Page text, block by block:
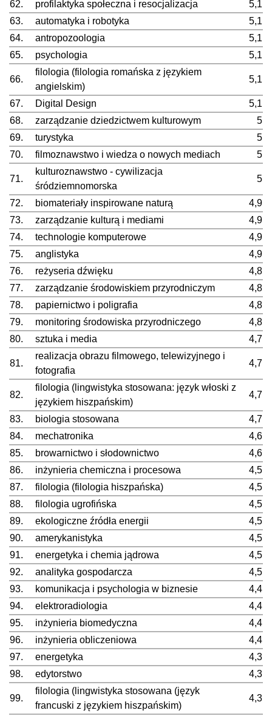
62.
profilaktyka społeczna i resocjalizacja
5,1
63.
automatyka i robotyka
5,1
64.
antropozoologia
5,1
65.
psychologia 5,1
66.
filologia (filologia romańska z językiem
angielskim)
5,1
67. Digital Design
5,1
68.
zarządzanie dziedzictwem kulturowym
5
69.
turystyka
5
70.
filmoznawstwo i wiedza o nowych mediach 5
71.
kulturoznawstwo - cywilizacja
śródziemnomorska
5
72. biomateriały inspirowane naturą
4,9
73.
zarządzanie kulturą i mediami
4,9
74.
technologie komputerowe
4,9
75.
anglistyka
4,9
76.
reżyseria dźwięku
4,8
77.
zarządzanie środowiskiem przyrodniczym
4,8
78.
papiernictwo i poligrafia
4,8
79.
monitoring środowiska przyrodniczego
4,8
80.
sztuka i media 4,7
81.
realizacja obrazu filmowego, telewizyjnego i
fotografia
4,7
82.
filologia (lingwistyka stosowana: język włoski z
językiem hiszpańskim)
4,7
83. biologia stosowana
4,7
84.
mechatronika
4,6
85.
browarnictwo i słodownictwo
4,6
86.
inżynieria chemiczna i procesowa
4,5
87.
filologia (filologia hiszpańska)
4,5
88.
filologia ugrofińska
4,5
89.
ekologiczne źródła energii
4,5
90.
amerykanistyka
4,5
91.
energetyka i chemia jądrowa
4,5
92.
analityka gospodarcza
4,5
93.
komunikacja i psychologia w biznesie
4,4
94.
elektroradiologia
4,4
95.
inżynieria biomedyczna
4,4
96.
inżynieria obliczeniowa
4,4
97.
energetyka
4,3
98.
edytorstwo 4,3
99.
filologia (lingwistyka stosowana (język
francuski z językiem hiszpańskim)
4,3